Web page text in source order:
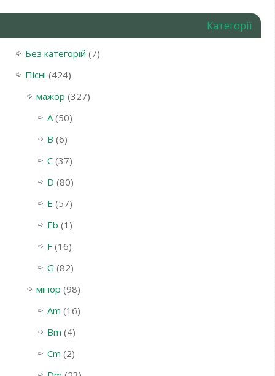
Категорії
Без категорій (7)
Пісні (424)
мажор (327)
A(50)
B (6)
C(37)
D (80)
E (57)
Eb (1)
F(16)
G (82)
мінор (98)
Am (16)
Bm (4)
Cm (2)